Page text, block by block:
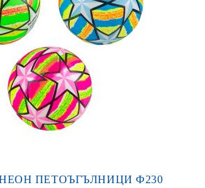
НЕОН ПЕТОЪГЪЛНИЦИ Ф230